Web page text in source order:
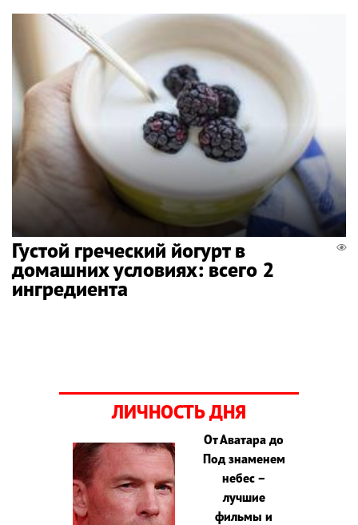
Густой греческий йогурт в
домашних условиях: всего 2
ингредиента
ЛИЧНОСТЬ ДНЯ
От Аватара до
Под знаменем
небес –
лучшие
фильмы и